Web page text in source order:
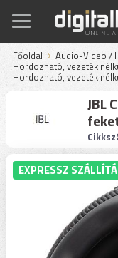
Főoldal Audio-Video /
Hordozható, vezeték
Hordozható, vezeték
JBL
EXPRESSZ